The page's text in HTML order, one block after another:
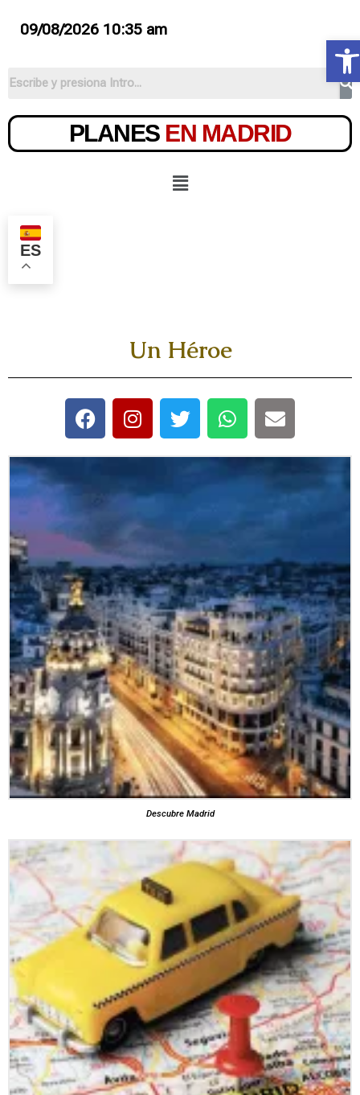
09/08/2026 10:35 am
PLANES EN MADRID
ES
Un Héroe
Descubre Madrid